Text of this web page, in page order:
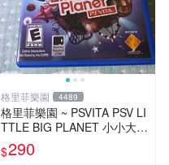
格里菲樂園 4489
格里菲樂園 ~ PSVITA PSV LI
TTLE BIG PLANET 小小大星
球 美版
$290